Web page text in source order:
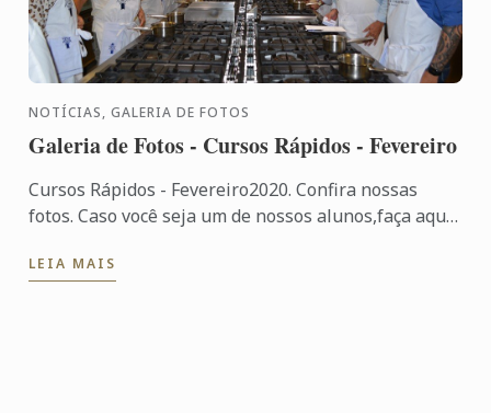
NOTÍCIAS, GALERIA DE FOTOS
Galeria de Fotos - Cursos Rápidos - Fevereiro
Cursos Rápidos - Fevereiro2020. Confira nossas
fotos. Caso você seja um de nossos alunos,faça aqui
LEIA MAIS